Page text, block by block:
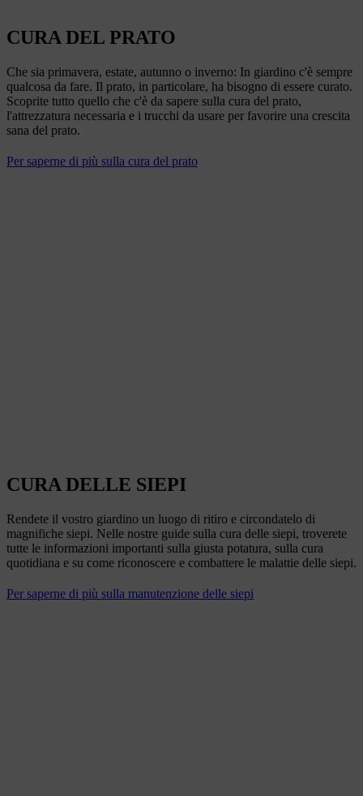
CURA DEL PRATO
Che sia primavera, estate, autunno o inverno: In giardino c'è sempre
qualcosa da fare. Il prato, in particolare, ha bisogno di essere curato.
Scoprite tutto quello che c'è da sapere sulla cura del prato,
l'attrezzatura necessaria e i trucchi da usare per favorire una crescita
sana del prato.
Per saperne di più sulla cura del prato
CURA DELLE SIEPI
Rendete il vostro giardino un luogo di ritiro e circondatelo di
magnifiche siepi. Nelle nostre guide sulla cura delle siepi, troverete
tutte le informazioni importanti sulla giusta potatura, sulla cura
quotidiana e su come riconoscere e combattere le malattie delle siepi.
Per saperne di più sulla manutenzione delle siepi